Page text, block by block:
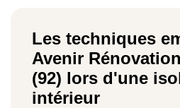
Les techniques
Avenir
(92) lors d'une
intérieur